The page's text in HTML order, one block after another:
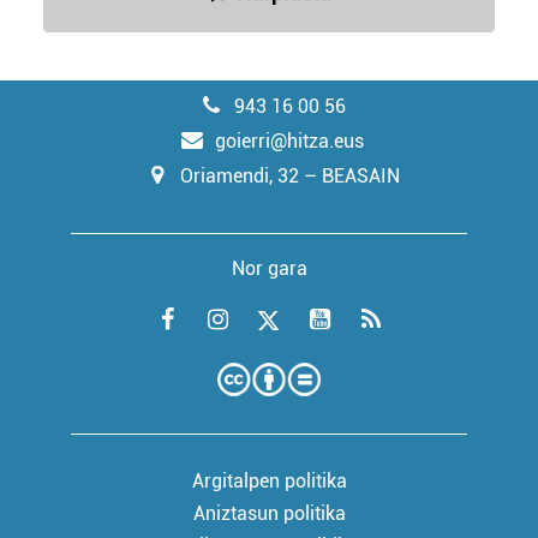
943 16 00 56
goierri@hitza.eus
Oriamendi, 32 – BEASAIN
Nor gara
Argitalpen politika
Aniztasun politika